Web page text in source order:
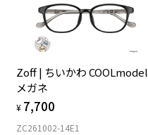
Zoff | ちいかわ COOLmodel
メガネ
¥ 7,700
ZC261002-14E1